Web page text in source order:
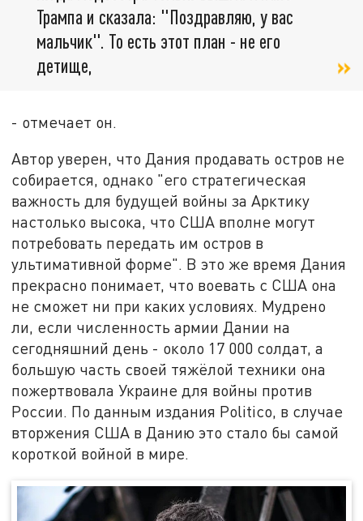
Трампа и сказала: "Поздравляю, у вас
мальчик". То есть этот план - не его
детище,
- отмечает он.
Автор уверен, что Дания продавать остров не
собирается, однако "его стратегическая
важность для будущей войны за Арктику
настолько высока, что США вполне могут
потребовать передать им остров в
ультимативной форме". В это же время Дания
прекрасно понимает, что воевать с США она
не сможет ни при каких условиях. Мудрено
ли, если численность армии Дании на
сегодняшний день - около 17 000 солдат, а
большую часть своей тяжёлой техники она
пожертвовала Украине для войны против
России. По данным издания Politico, в случае
вторжения США в Данию это стало бы самой
короткой войной в мире.